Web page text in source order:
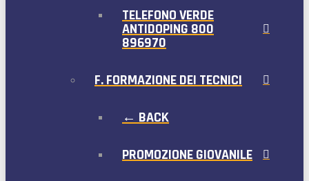
TELEFONO VERDE
ANTIDOPING 800
896970
F. FORMAZIONE DEI TECNICI
← BACK
PROMOZIONE GIOVANILE